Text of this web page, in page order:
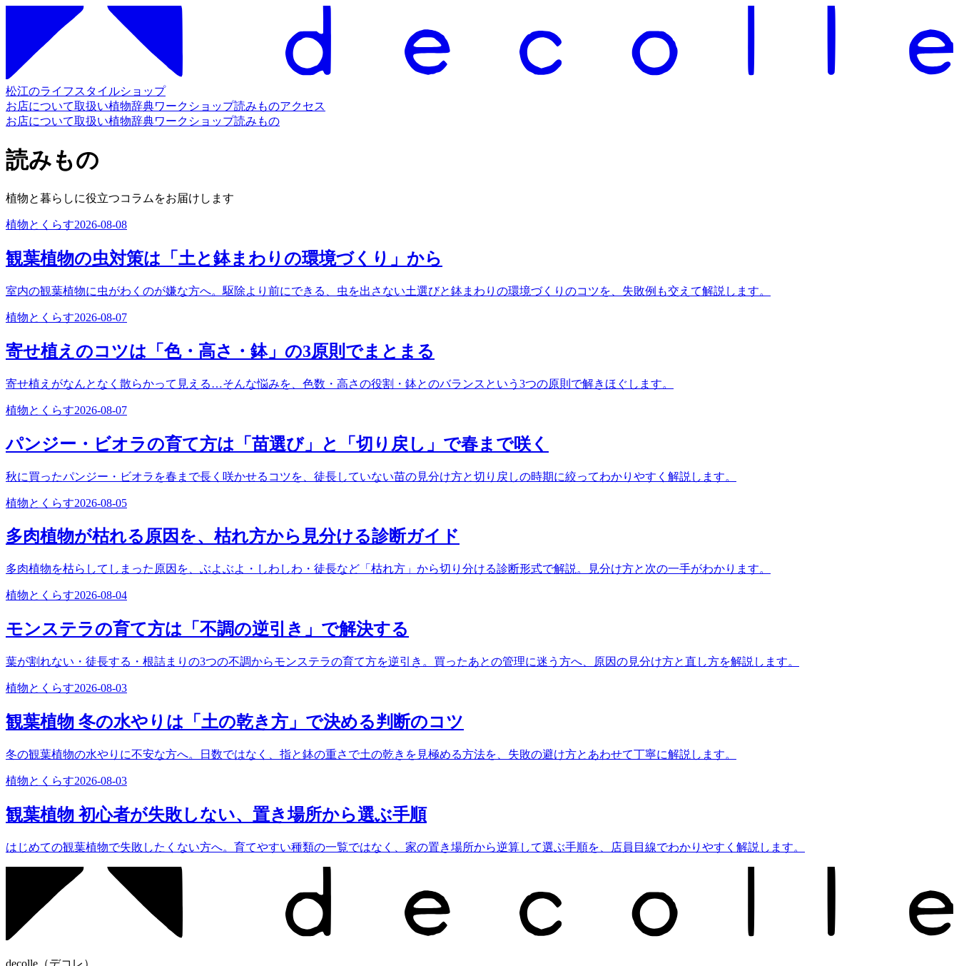
松江のライフスタイルショップ
お店について取扱い植物辞典ワークショップ読みものアクセス
お店について取扱い植物辞典ワークショップ読みもの
読みもの
植物と暮らしに役立つコラムをお届けします
植物とくらす2026-08-08
観葉植物の虫対策は「土と鉢まわりの環境づくり」から
室内の観葉植物に虫がわくのが嫌な方へ。駆除より前にできる、虫を出さない土選びと鉢まわりの環境づくりのコツを、失敗例も交えて解説します。
植物とくらす2026-08-07
寄せ植えのコツは「色・高さ・鉢」の3原則でまとまる
寄せ植えがなんとなく散らかって見える…そんな悩みを、色数・高さの役割・鉢とのバランスという3つの原則で解きほぐします。
植物とくらす2026-08-07
パンジー・ビオラの育て方は「苗選び」と「切り戻し」で春まで咲く
秋に買ったパンジー・ビオラを春まで長く咲かせるコツを、徒長していない苗の見分け方と切り戻しの時期に絞ってわかりやすく解説します。
植物とくらす2026-08-05
多肉植物が枯れる原因を、枯れ方から見分ける診断ガイド
多肉植物を枯らしてしまった原因を、ぶよぶよ・しわしわ・徒長など「枯れ方」から切り分ける診断形式で解説。見分け方と次の一手がわかります。
植物とくらす2026-08-04
モンステラの育て方は「不調の逆引き」で解決する
葉が割れない・徒長する・根詰まりの3つの不調からモンステラの育て方を逆引き。買ったあとの管理に迷う方へ、原因の見分け方と直し方を解説します。
植物とくらす2026-08-03
観葉植物 冬の水やりは「土の乾き方」で決める判断のコツ
冬の観葉植物の水やりに不安な方へ。日数ではなく、指と鉢の重さで土の乾きを見極める方法を、失敗の避け方とあわせて丁寧に解説します。
植物とくらす2026-08-03
観葉植物 初心者が失敗しない、置き場所から選ぶ手順
はじめての観葉植物で失敗したくない方へ。育てやすい種類の一覧ではなく、家の置き場所から逆算して選ぶ手順を、店員目線でわかりやすく解説します。
decolle （デコレ ）